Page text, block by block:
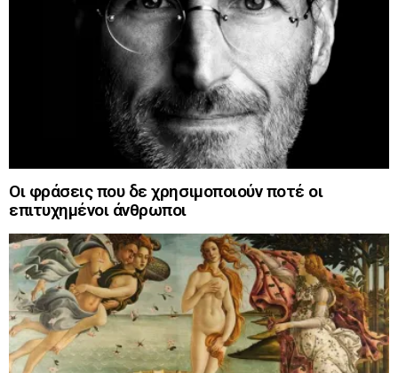
Οι φράσεις που δε χρησιμοποιούν ποτέ οι
επιτυχημένοι άνθρωποι